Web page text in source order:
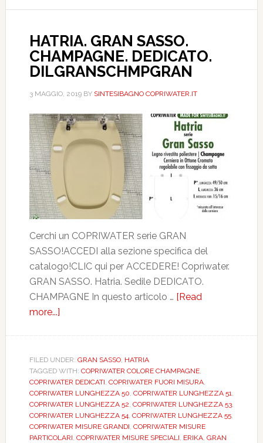
HATRIA. GRAN SASSO.
CHAMPAGNE. DEDICATO.
DILGRANSCHMPGRAN
3 MAGGIO, 2019BY SINTESIBAGNO COPRIWATER.IT
Cerchi un COPRIWATER serie GRAN
SASSO!ACCEDI alla sezione specifica del
catalogo!CLIC qui per ACCEDERE! Copriwater.
GRAN SASSO. Hatria. Sedile DEDICATO.
CHAMPAGNE In questo articolo … [Read
more...]
SASSO.
CHAMPAGNE.
DEDICATO.
DILGRANSCHMPGRAN
FILED UNDER: GRAN SASSO, HATRIA
TAGGED WITH: COPRIWATER COLORE CHAMPAGNE,
COPRIWATER DEDICATI, COPRIWATER FUORI MISURA,
COPRIWATER LUNGHEZZA 50, COPRIWATER LUNGHEZZA 51,
COPRIWATER LUNGHEZZA 52, COPRIWATER LUNGHEZZA 53,
COPRIWATER LUNGHEZZA 54, COPRIWATER LUNGHEZZA 55,
COPRIWATER MISURE GRANDI, COPRIWATER MISURE
PARTICOLARI, COPRIWATER MISURE SPECIALI, ERIKA, GRAN